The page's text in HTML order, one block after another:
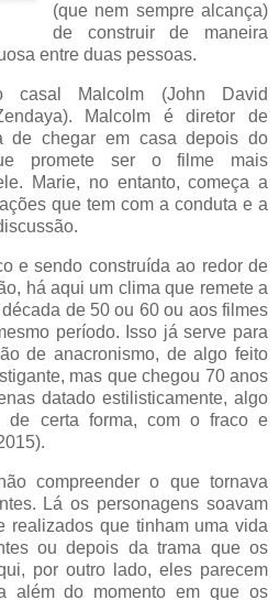
(que nem sempre alcança)
de construir de maneira
entre duas pessoas.
Malcolm (John David
Malcolm é diretor de
de chegar em casa depois do
promete ser o filme mais
Marie, no entanto, começa a
que tem com a conduta e a
e sendo construída ao redor de
há aqui um clima que remete a
de 50 ou 60 ou aos filmes
período. Isso já serve para
de anacronismo, de algo feito
mas que chegou 70 anos
datado estilisticamente, algo
de certa forma, com o fraco e
compreender o que tornava
Lá os personagens soavam
realizados que tinham uma vida
ou depois da trama que os
por outro lado, eles parecem
além do momento em que os